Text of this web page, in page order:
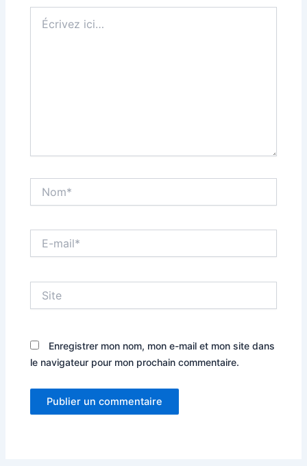
ici…
mail*
Enregistrer mon nom, mon e-mail et mon site dans
le navigateur pour mon prochain commentaire.